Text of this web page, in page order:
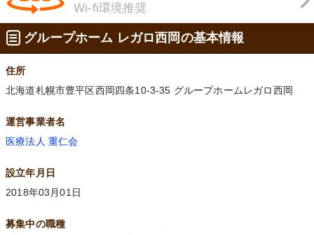
Wi-fi環境推奨
グループホーム レガロ西岡の基本情報
住所
北海道札幌市豊平区西岡四条10-3-35 グループホームレガロ西岡
運営事業者名
医療法人 重仁会
設立年月日
2018年03月01日
募集中の職種